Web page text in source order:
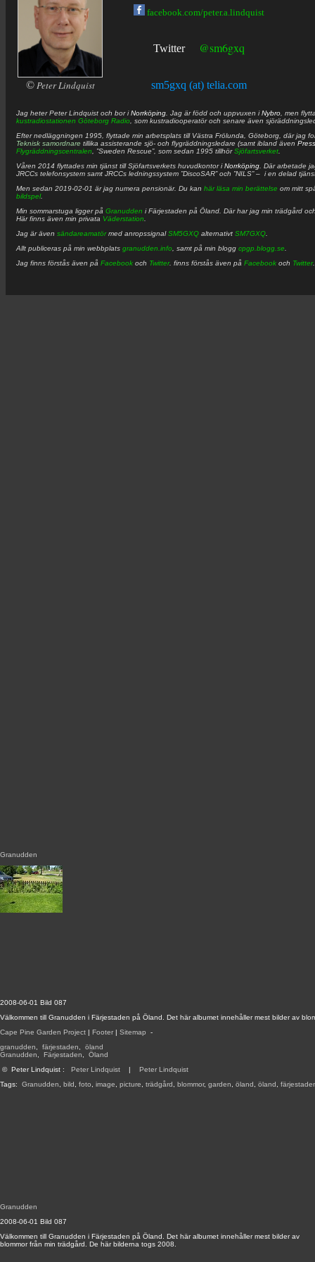
2008-06-01 Bild 087
Välkommen till Granudden i Färjestaden på Öland. Det här albumet innehåller mest bilder av
Cape Pine Garden Project | Footer | Sitemap -
granudden
färjestaden
öland
Granudden
Färjestaden
Öland
© Peter Lindquist : Peter Lindquist | Peter Lindquist
Tags: Granudden bild foto image picture trädgård blommor, garden öland öland
Granudden
Granudden
2008-06-01 Bild 087
Välkommen till Granudden i Färjestaden på Öland. Det här albumet innehåller mest bilder av
blommor från min trädgård. De här bilderna togs 2008.
© Peter Lindquist
facebook.com/peter.a.lindquist
Twitter @sm6gxq
sm5gxq (at) telia.com
Jag heterPeter Lindquist och bor iNorrköping . Jag är född och uppvuxen iNybro , men
kustradiostationen Göteborg Radio , som kustradiooperatör och senare även
Efter nedläggningen 1995, flyttade min arbetsplats till Västra Frölunda, Göteborg, där jag
Teknisk samordnare tillika assisterande sjö- och flygräddningsledare (samt ibland även
Flygräddningscentralen , ”Sweden Rescue”, som sedan 1995 tillhörSjöfartsverket
Våren 2014 flyttades min tjänst till Sjöfartsverkets huvudkontor iNorrköping . Där arbetade
JRCCs telefonsystem samt JRCCs ledningssystem ”DiscoSAR” och ”NILS” – i en delad
Men sedan 2019-02-01 är jag numera pensionär. Du kan här läsa min berättelse om mitt
bildspel.
Min sommarstuga ligger på Granudden i Färjestaden på Öland. Där har jag min trädgård
Här finns även min privata Väderstation
Jag är även sändareamatörmed anropssignalSM5GXQ alternativt SM7GXQ
Allt publiceras på min webbplats granudden.info , samt på min blogg cpgp.blogg.se
Jag finns förstås även på Facebook och Twitter. finns förstås även på Facebook och Twitter.